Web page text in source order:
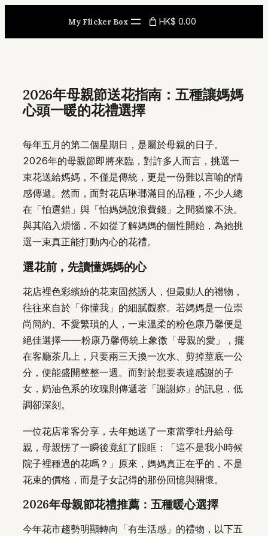
My Flicker Box HK$ 0.00
2026年母親節送花指南：五種讓媽媽
心頭一暖的花禮選擇
每年五月的第二個星期日，是屬於母親的日子。
2026年的母親節即將來臨，對許多人而言，挑選一
束花送給媽媽，不僅是傳統，更是一份難以言喻的情
感傳遞。然而，面對花店琳瑯滿目的品種，不少人總
在「怕選錯」與「怕媽媽說浪費錢」之間猶豫不決。
與其陷入煩惱，不如從了解媽媽的個性開始，為她挑
選一束真正能打動內心的花禮。
選花前，先讀懂媽媽的心
花店裡色彩繽紛的花束固然誘人，但最動人的禮物，
往往來自於「你懂我」的細膩觀察。若媽媽是一位崇
尚簡約、不愛繁瑣的人，一束溫柔的粉色康乃馨便是
絕佳選擇——粉康乃馨傳統上象徵「母親的愛」，擺
在客廳茶几上，只要兩三天換一次水、剪掉莖底一公
分，便能盛開整整一週。而對於想要表達感謝的子
女，奶油色系的玫瑰則傳遞著「謝謝妳」的訊息，低
調卻深刻。
一位花店常客分享，去年她送了一束當季牡丹給母
親，母親愣了一瞬後竟紅了眼眶：「這不是我小時候
院子裡種過的花嗎？」原來，媽媽真正在乎的，不是
花束的價格，而是子女記得的那份回憶與關懷。
2026年母親節花禮推薦：五種暖心選擇
今年花市趨勢明顯轉向「有生活感」的禮物，以下五